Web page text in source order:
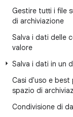
Gestire tutti i file
di archiviazione
Salva i dati delle
valore
Salva i dati in un
Casi d'uso e
spazio di
Condivisione di